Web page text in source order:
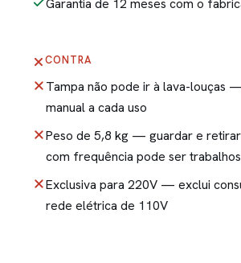
Garantia de 12 meses com o
CONTRA
Tampa não pode ir à lava-louças
manual a cada uso
Peso de 5,8 kg — guardar e
com frequência pode ser
Exclusiva para 220V — exclui
rede elétrica de 110V